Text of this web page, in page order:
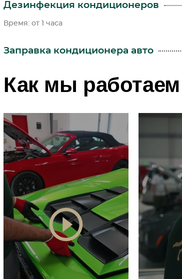
Дезинфекция кондиционеров
Время: от 1 часа
Заправка кондиционера авто
Как мы работаем